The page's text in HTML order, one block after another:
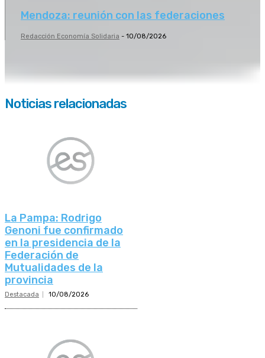
Mendoza: reunión con las federaciones
Redacción Economía Solidaria - 10/08/2026
Noticias relacionadas
La Pampa: Rodrigo
Genoni fue confirmado
en la presidencia de la
Federación de
Mutualidades de la
provincia
Destacada 10/08/2026